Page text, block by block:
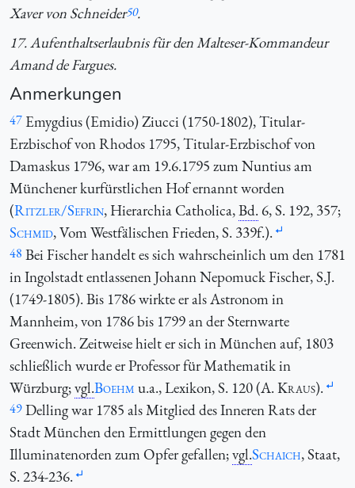
Xaver von Schneider50.
17. Aufenthaltserlaubnis für den Malteser-Kommandeur
Amand de Fargues.
Anmerkungen
47 Emygdius (Emidio) Ziucci (1750-1802), Titular-
Erzbischof von Rhodos 1795, Titular-Erzbischof von
Damaskus 1796, war am 19.6.1795 zum Nuntius am
Münchener kurfürstlichen Hof ernannt worden
(Ritzler/Sefrin, Hierarchia Catholica,Bd. 6, S. 192, 357;
Schmid, Vom Westfälischen Frieden, S. 339f.).
48 Bei Fischer handelt es sich wahrscheinlich um den 1781
in Ingolstadt entlassenen Johann Nepomuck Fischer, S.J.
(1749-1805). Bis 1786 wirkte er als Astronom in
Mannheim, von 1786 bis 1799 an der Sternwarte
Greenwich. Zeitweise hielt er sich in München auf, 1803
schließlich wurde er Professor für Mathematik in
Würzburg;vgl.Boehm u.a., Lexikon, S. 120 (A. Kraus).
49Delling war 1785 als Mitglied des Inneren Rats der
Stadt München den Ermittlungen gegen den
Illuminatenorden zum Opfer gefallen;vgl.Schaich, Staat,
S. 234-236.